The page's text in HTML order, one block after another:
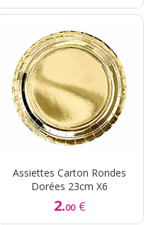
Assiettes Carton Rondes
Dorées 23cm X6
2.00 €